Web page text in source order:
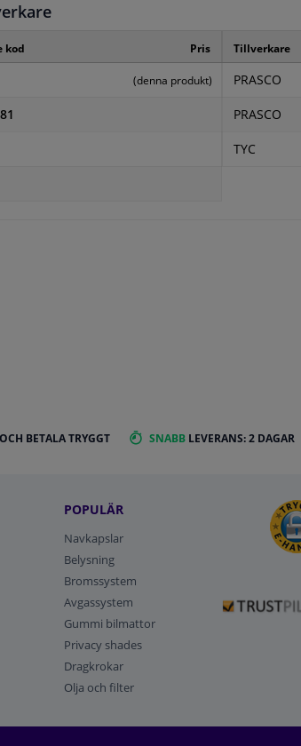
kod Pris
(denna produkt)
Tillverkare
PRASCO
PRASCO
TYC
BETALA TRYGGT SNABB LEVERANS: 2 DAGAR
POPULÄR
Navkapslar
Belysning
Bromssystem
Avgassystem
Gummi bilmattor
Privacy shades
Dragkrokar
Olja och filter